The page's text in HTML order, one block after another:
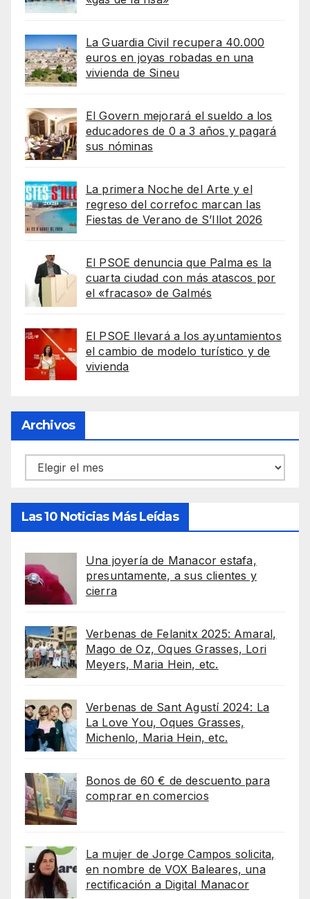
La Guardia Civil recupera 40.000
euros en joyas robadas en una
vivienda de Sineu
El Govern mejorará el sueldo a los
educadores de 0 a 3 años y pagará
sus nóminas
La primera Noche del Arte y el
regreso del correfoc marcan las
Fiestas de Verano de S’Illot 2026
El PSOE denuncia que Palma es la
cuarta ciudad con más atascos por
el «fracaso» de Galmés
El PSOE llevará a los ayuntamientos
el cambio de modelo turístico y de
vivienda
Archivos
Archivos
Las 10 Noticias Más Leídas
Una joyería de Manacor estafa,
presuntamente, a sus clientes y
cierra
Verbenas de Felanitx 2025: Amaral,
Mago de Oz, Oques Grasses, Lori
Meyers, Maria Hein, etc.
Verbenas de Sant Agustí 2024: La
La Love You, Oques Grasses,
Michenlo, Maria Hein, etc.
Bonos de 60 € de descuento para
comprar en comercios
La mujer de Jorge Campos solicita,
en nombre de VOX Baleares, una
rectificación a Digital Manacor